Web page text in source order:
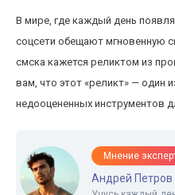
В мире, где каждый день
соцсети обещают мгновенную
смска кажется реликтом из
вам, что этот «реликт» — один
недооцененных инструментов
Мнение
Андрей Петров